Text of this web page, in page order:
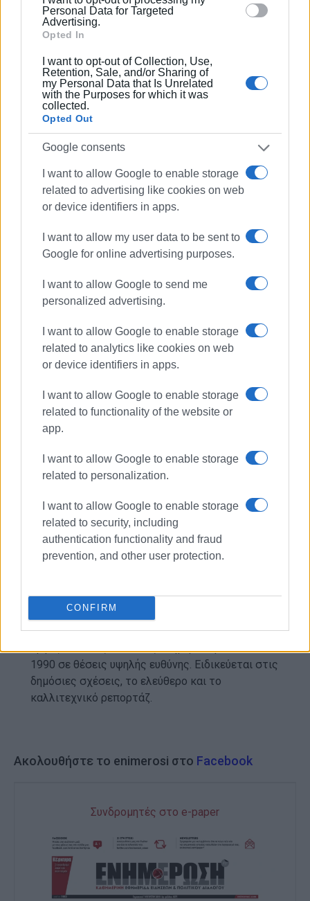
section.Personal Data for Targeted
Advertising.
Opted In
I want to opt-out of Collection, Use,
Retention, Sale, and/or Sharing of
my Personal Data that Is Unrelated
with the Purposes for which it was
collected.
Opted Out
Google consents
I want to allow Google to enable storage
related to advertising like cookies on web
or device identifiers in apps.
I want to allow my user data to be sent to
Google for online advertising purposes.
I want to allow Google to send me
personalized advertising.
I want to allow Google to enable storage
related to analytics like cookies on web
or device identifiers in apps.
I want to allow Google to enable storage
related to functionality of the website or
app.
I want to allow Google to enable storage
related to personalization.
I want to allow Google to enable storage
related to security, including
authentication functionality and fraud
prevention, and other user protection.
CONFIRM
οποίος –εκτός των άλλων– διετέλεσε και Γραμματέας
της Δ.Ε. της Αναγνωστικής Εταιρίας, κατά τη διετία
1898-1900.
Η Αναγνωστική Εταιρία, τιμώντας τη μνήμη και το έργο
του, πραγματοποίησε αρκετές επετειακές εκδηλώσεις
σε όλη τη διάρκεια της χρονιάς, με κεντρική δράση της
την έκθεση: «Ο Κωνσταντίνος Θεοτόκης μέσα από
οικογενειακά κειμήλια και αρχειακά τεκμήρια», η οποία
εξαιρετική επιτυχία και έχει παραταθεί έως τις 31
Ιουλίου 2024.
του μεγάλου Κερκυραίου, η Αναγνωστική Εταιρία
προσφέρει στο αναγνωστικό κοινό μια νέα, σημαντική
Αναγνωστική Εταιρία Κερκύρας και στα βιβλιοπωλεία.
διχρωμία, εκατόν ενός (101) αριθμημένων αντιτύπων,
που συμπεριλαμβάνει επίσης αριθμημένο ένα ακριβές
αντίγραφο χαράγματος του Μάρκου Ζαβιτζιάνου για το
Σταλαχτής.
Αποκλειστική διάθεση συλλεκτικής έκδοσης:
Εμφανίσεις: 106
ΕΛΕΝΗ ΚΟΡΩΝΑΚΗ
1990 σε θέσεις υψηλής ευθύνης. Ειδικεύεται στις
δημόσιες σχέσεις, το ελεύθερο και το
καλλιτεχνικό ρεπορτάζ.
Ακολουθήστε το enimerosi στο Facebook
Συνδρομητές στο e-paper